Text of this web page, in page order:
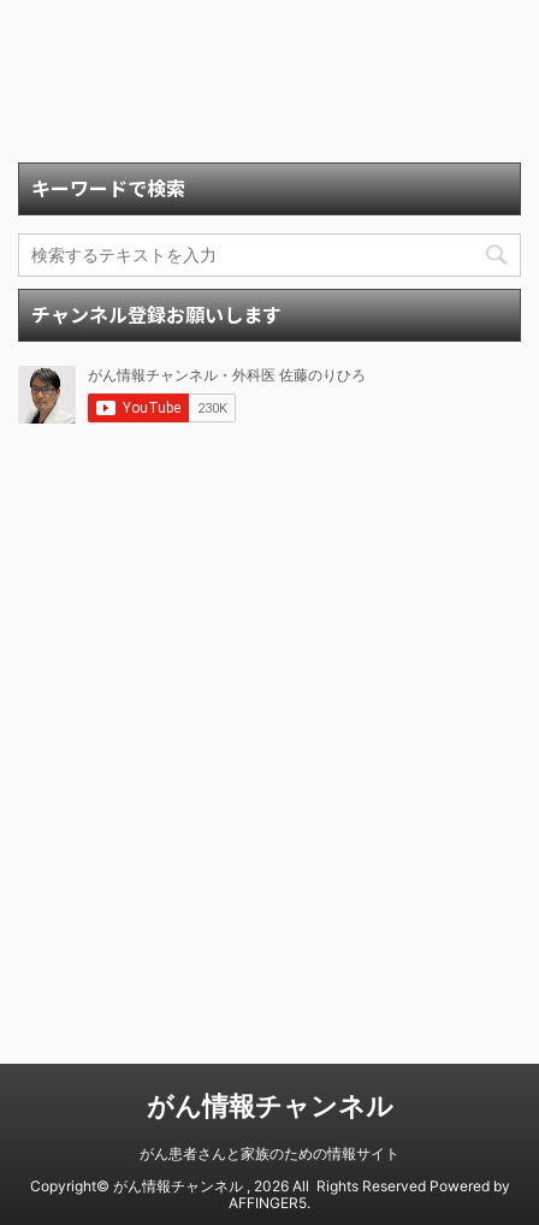
キーワードで検索
チャンネル登録お願いします
がん情報チャンネル
がん患者さんと家族のための情報サイト
Copyright© がん情報チャンネル , 2026 All Rights Reserved Powered by
AFFINGER5.